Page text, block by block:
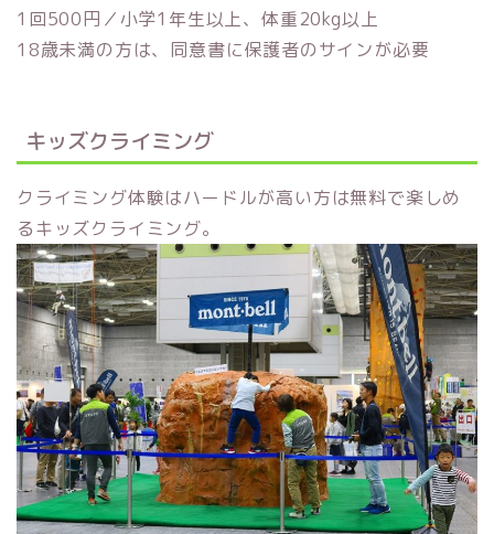
1回500円／小学1年生以上、体重20kg以上
18歳未満の方は、同意書に保護者のサインが必要
キッズクライミング
クライミング体験はハードルが高い方は無料で楽しめ
るキッズクライミング。